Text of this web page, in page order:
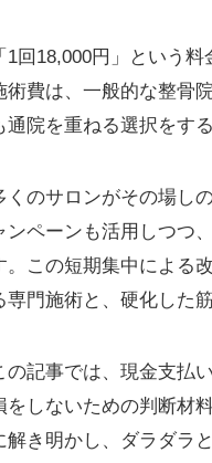
「1回18,000円」という
術費は、一般的な整骨
通院を重ねる選択をす
くのサロンがその場し
ンペーンも活用しつつ
。この短期集中による
専門施術と、硬化した
の記事では、現金支払
をしないための判断材
解き明かし、ダラダラ